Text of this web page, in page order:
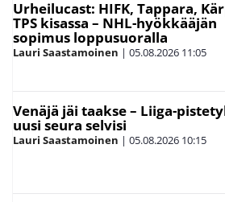
Urheilucast: HIFK, Tappara,
TPS kisassa – NHL-hyökkääjän
sopimus loppusuoralla
Lauri Saastamoinen | 05.08.2026 11:05
Venäjä jäi taakse – Liiga-
uusi seura selvisi
Lauri Saastamoinen | 05.08.2026 10:15